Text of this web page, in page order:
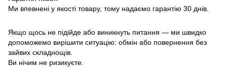
Ми впевнені у якості товару, тому надаємо гарантію 30 днів.
Якщо щось не підійде або виникнуть питання — ми швидко
допоможемо вирішити ситуацію: обмін або повернення без
зайвих складнощів.
Ви нічим не ризикуєте.